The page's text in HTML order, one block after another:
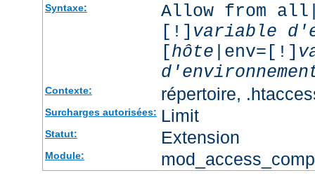
Syntaxe:
Allow from
[!] variable
[hôte |env=[!]
Contexte: répertoire,
Surcharges autorisées: Limit
Statut: Extension
Module: